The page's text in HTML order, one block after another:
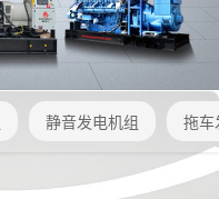
静音发电机组 拖车